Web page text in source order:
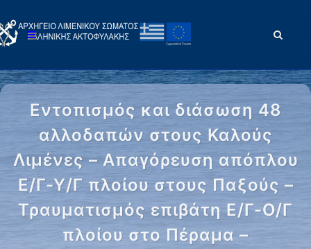
Εντοπισμός και διάσωση 48
αλλοδαπών στους Καλούς
Λιμένες – Απαγόρευση απόπλου
Ε/Γ-Υ/Γ πλοίου στους Παξούς –
Τραυματισμός επιβάτη Ε/Γ-Ο/Γ
πλοίου στο Πέραμα –